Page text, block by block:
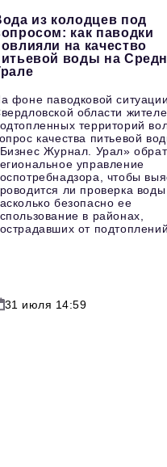
из колодцев под
как паводки
на качество
воды на
фоне паводковой
области
территорий
качества питьевой
Журнал. Урал»
управление
чтобы
ли проверка
безопасно ее
в районах,
от
31 июля 14:59